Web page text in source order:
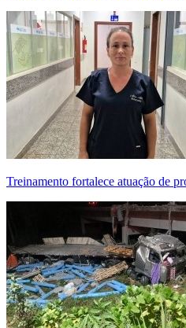
Treinamento fortalece atuação de